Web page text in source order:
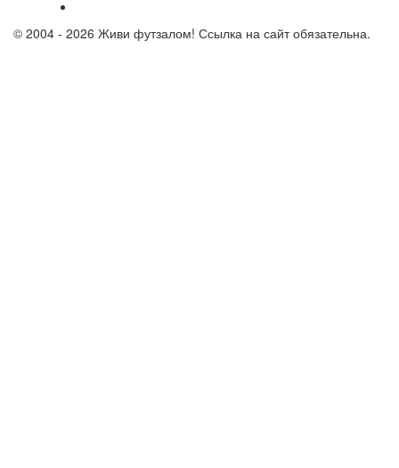
© 2004 - 2026 Живи футзалом! Ссылка на сайт обязательна.